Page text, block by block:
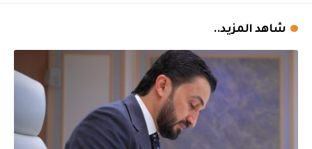
شاهد المزيد..